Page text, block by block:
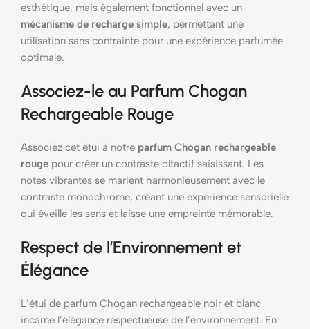
esthétique, mais également fonctionnel avec un
mécanisme de recharge simple, permettant une
utilisation sans contrainte pour une expérience parfumée
optimale.
Associez-le au Parfum Chogan
Rechargeable Rouge
Associez cet étui à notre parfum Chogan rechargeable
rouge pour créer un contraste olfactif saisissant. Les
notes vibrantes se marient harmonieusement avec le
contraste monochrome, créant une expérience sensorielle
qui éveille les sens et laisse une empreinte mémorable.
Respect de l’Environnement et
Élégance
L’étui de parfum Chogan rechargeable noir et blanc
incarne l’élégance respectueuse de l’environnement. En